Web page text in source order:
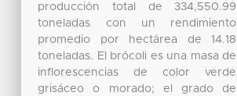
producción total de 334,550.99
toneladas con un rendimiento
promedio por hectárea de 14.18
toneladas. El brócoli es una masa de
inflorescencias de color verde
grisáceo o morado; el grado de